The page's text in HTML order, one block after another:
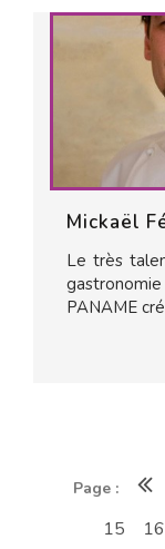
Mickaël
Le très
PANAME
Page :
15
16